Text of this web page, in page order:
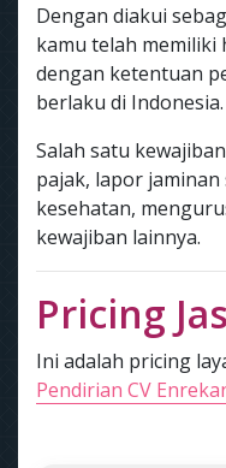
Dengan diakui
kamu telah memiliki
dengan ketentuan
berlaku di Indonesia.
Salah satu
pajak, lapor
kesehatan,
kewajiban lainnya.
Pricing
Ini adalah pricing
Pendirian CV